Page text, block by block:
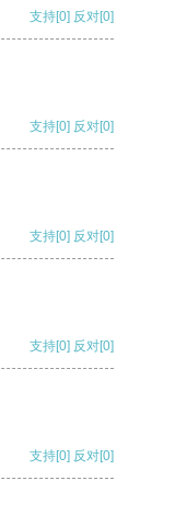
支持[0] 反对[0]
支持[0] 反对[0]
支持[0] 反对[0]
支持[0] 反对[0]
支持[0] 反对[0]